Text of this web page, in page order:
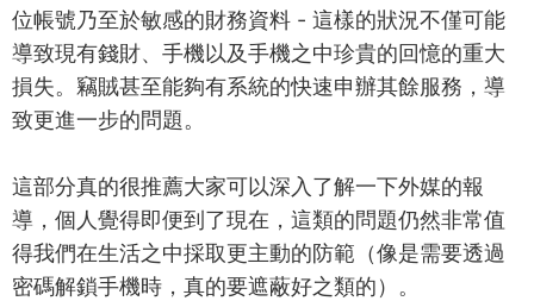
位帳號乃至於敏感的財務資料 - 這樣的狀況不僅可能
導致現有錢財、手機以及手機之中珍貴的回憶的重大
損失。竊賊甚至能夠有系統的快速申辦其餘服務，導
致更進一步的問題。
這部分真的很推薦大家可以深入了解一下外媒的報
導，個人覺得即便到了現在，這類的問題仍然非常值
得我們在生活之中採取更主動的防範（像是需要透過
密碼解鎖手機時，真的要遮蔽好之類的）。